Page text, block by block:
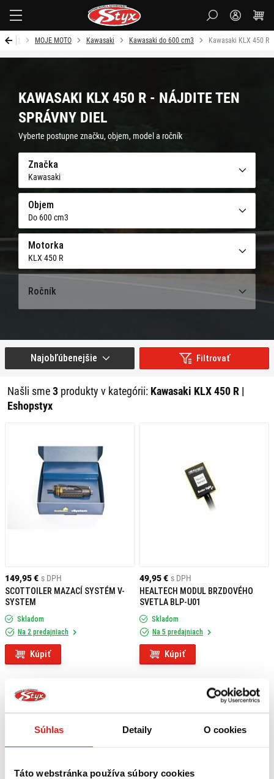
Súhlas Detaily O cookies
Táto webstránka používa súbory cookies
Úvod MOJE MOTO Kawasaki Kawasaki do 600 cm3 Kawasaki KLX 450 R
KAWASAKI KLX 450 R - NÁJDITE TEN
SPRÁVNY DIEL
Vyberte postupne značku, objem, model a ročník
Značka
Kawasaki
Objem
Do 600 cm3
Motorka
KLX 450 R
Ročník
Filtrovať
Našli sme3 produkty v kategórii: Kawasaki KLX 450 R |
Eshopstyx
Najobľúbenejšie
149,95 € s DPH
SCOTTOILER MAZACÍ SYSTÉM V-
SYSTEM
Skladom
Na 2 predajniach
Kúpiť
49,95 € s DPH
HEALTECH MODUL BRZDOVÉHO
SVETLA BLP-U01
Skladom
Na 5 predajniach
Kúpiť